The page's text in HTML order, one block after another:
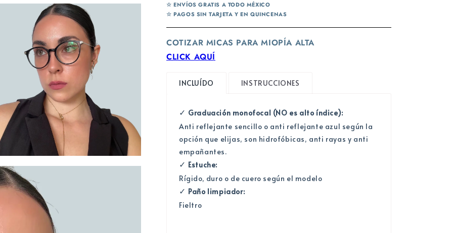
☆ ENVÍOS GRATIS A TODO MÉXICO
☆ PAGOS SIN TARJETA Y EN QUINCENAS
COTIZAR MICAS PARA MIOPÍA ALTA
CLICK AQUÍ
INCLUÍDO
✓ Graduación monofocal (NO es alto índice):
Anti reflejante sencillo o anti reflejante azul según la
opción que elijas, son hidrofóbicas, anti rayas y anti
empañantes.
✓ Estuche:
Rígido, duro o de cuero según el modelo
✓ Paño limpiador:
Fieltro
INSTRUCCIONES